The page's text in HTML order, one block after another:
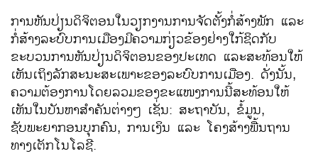
ການຫັນປ່ຽນດິຈິຕອນໃນວຽກງານການຈັດຕັ້ງກໍ່ສ້າງພັກ ແລະ
ກໍ່ສ້າງລະບົບການເມືອງມີຄວາມກ່ຽວຂ້ອງຢ່າງໃກ້ຊິດກັບ
ຂະບວນການຫັນປ່ຽນດິຈິຕອນຂອງປະເທດ ແລະສະທ້ອນໃຫ້
ເຫັນເຖິງລັກສະນະສະເພາະຂອງລະບົບການເມືອງ. ດັ່ງນັ້ນ,
ຄວາມຕ້ອງການໂດຍລວມຂອງຂະແໜງການນີ້ສະທ້ອນໃຫ້
ເຫັນໃນບັນຫາສຳຄັນຕ່າງໆ ເຊັ່ນ: ສະຖາບັນ, ຂໍ້ມູນ,
ຊັບພະຍາກອນບຸກຄົນ, ການເງິນ ແລະ ໂຄງສ້າງພື້ນຖານ
ທາງເຕັກໂນໂລຊີ.